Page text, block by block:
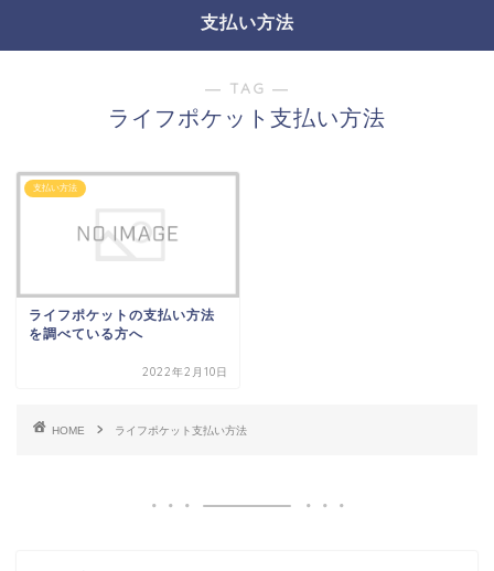
支払い方法
― TAG ―
ライフポケット支払い方法
支払い方法
ライフポケットの支払い方法
を調べている方へ
2022年2月10日
HOME ライフポケット支払い方法